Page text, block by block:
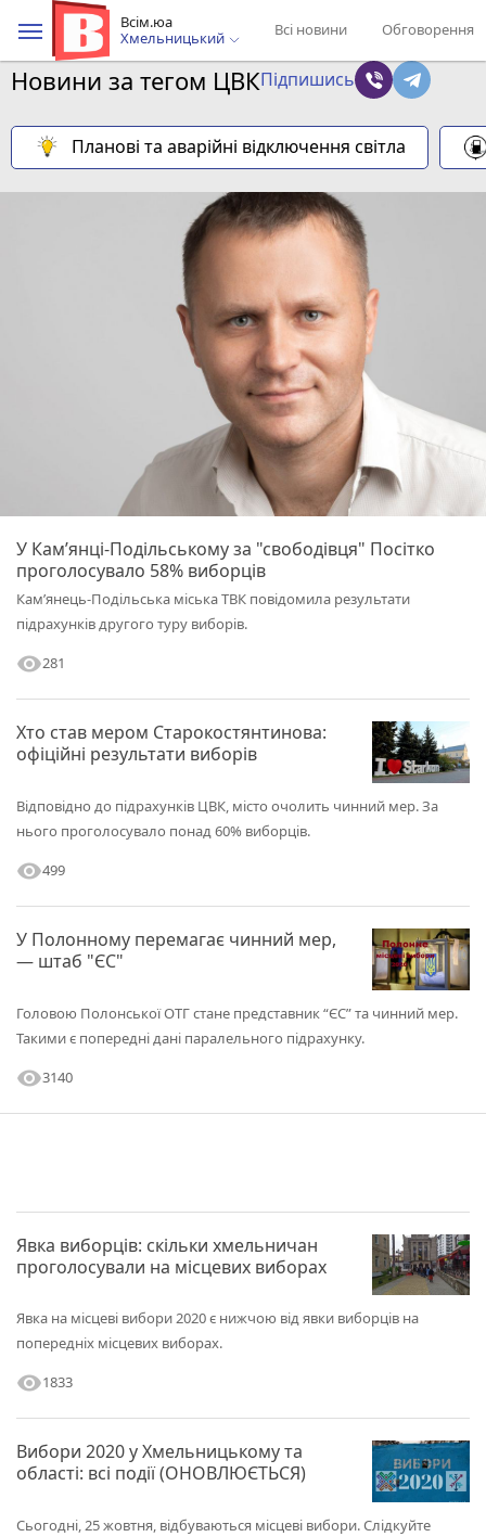
Всім.юа
Хмельницький
Всі новини Обговорення
Новини за тегом ЦВКПідпишись
Планові та аварійні відключення світла
У Кам’янці-Подільському за "свободівця" Посітко
проголосувало 58% виборців
Кам’янець-Подільська міська ТВК повідомила результати
підрахунків другого туру виборів.
visibility281
Хто став мером Старокостянтинова:
офіційні результати виборів
Відповідно до підрахунків ЦВК, місто очолить чинний мер. За
нього проголосувало понад 60% виборців.
visibility499
У Полонному перемагає чинний мер,
— штаб "ЄС"
Головою Полонської ОТГ стане представник “ЄС” та чинний мер.
Такими є попередні дані паралельного підрахунку.
visibility3140
Явка виборців: скільки хмельничан
проголосували на місцевих виборах
Явка на місцеві вибори 2020 є нижчою від явки виборців на
попередніх місцевих виборах.
visibility1833
Вибори 2020 у Хмельницькому та
області: всі події (ОНОВЛЮЄТЬСЯ)
Сьогодні, 25 жовтня, відбуваються місцеві вибори. Слідкуйте